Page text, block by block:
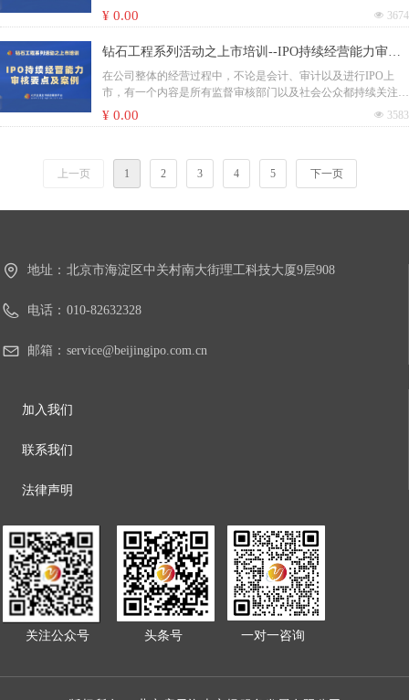
公司分红问题我们通常分为IPO企业报告期内大额分红、IPO企
业不按持股比例分红、IPO企业在审期间分红三部分来进行讨
策规定和经典案例，提炼归纳公司报告期内大额分红问题在IPO
审核过程中关注的主要问题，以期对广大企业的日常合规管理和
上市准备工作提供有益借鉴。
障。而股份制改造不仅仅是企业组织形式的简单转变，更是一项
综合股权结构、财税考量、治理架构安排、资产和业务规划等多
方面因素的体系化工程。企业的股权历史沿革往往具有一定的不
可逆性，股改程序看似常规，但其中亦有诸多不可忽略的问题，
如未妥善处理，可能为后续资本运作埋下风险隐患。对此，北京
企业上市综合服务平台将通过线上的形式，举办拟上市企业股份
制改造流程及IPO审核要点专题培训。培训结合IPO审核案例，
对股份制改造过程中重点难点问题进行梳理，为后续拟上市的企
넶 3674
¥ 0.00
钻石工程系列活动之上市培训--IPO持续经营能力审核
要点及案例
在公司整体的经营过程中，不论是会计、审计以及进行IPO上
市，有一个内容是所有监督审核部门以及社会公众都持续关注的
点，就是：公司是否有持续经营的能力？持续经营能力是企业必
须要具备的一项能力，也是在上市过程中，被重点审查并询问的
滑、收入合理性、成本真实性、行业趋势、客户变更、偿债风
险、法律纠纷等，都可以归结为对持续经营能力的审查。因此，
持续经营能力的分析，是对一个企业综合的判断结果。那么企业
应该怎样证明自己的持续经营能力呢？本期，北京企业上市综合
能力相关的典型案例，为IPO企业证明自己的持续经营能力提供
넶 3583
¥ 0.00
上一页 1 2 3 4 5 下一页
关注公众号 头条号 一对一咨询
地址： 北京市海淀区中关村南大街理工科技大厦9层908
电话： 010-82632328
邮箱： service@beijingipo.com.cn
加入我们
联系我们
法律声明